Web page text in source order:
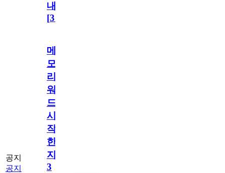
내
[31
공지
공지
메
모
리
워
드
시
작
한
지
3